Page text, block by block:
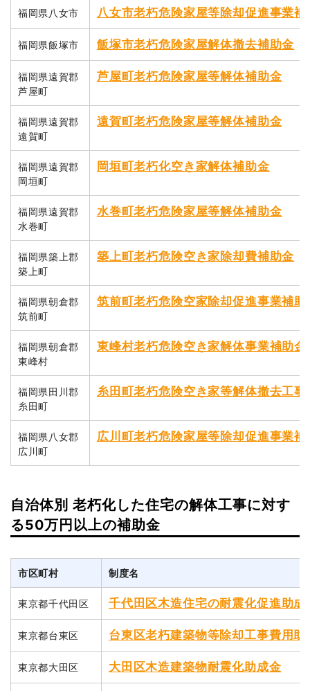
福岡県八女市 八女市老朽危険家屋等除却促進事業補
福岡県飯塚市 飯塚市老朽危険家屋解体撤去補助金
福岡県遠賀郡
芦屋町
芦屋町老朽危険家屋等解体補助金
福岡県遠賀郡
遠賀町
遠賀町老朽危険家屋等解体補助金
福岡県遠賀郡
岡垣町
岡垣町老朽化空き家解体補助金
福岡県遠賀郡
水巻町
水巻町老朽危険家屋等解体補助金
福岡県築上郡
築上町
築上町老朽危険空き家除却費補助金
福岡県朝倉郡
筑前町
筑前町老朽危険空家除却促進事業補助
福岡県朝倉郡
東峰村
東峰村老朽危険空き家解体事業補助金
福岡県田川郡
糸田町
糸田町老朽危険空き家等解体撤去工事
福岡県八女郡
広川町
広川町老朽危険家屋等除却促進事業補
自治体別 老朽化した住宅の解体工事に対す
る50万円以上の補助金
市区町村 制度名
東京都千代田区 千代田区木造住宅の耐震化促進助成
東京都台東区 台東区老朽建築物等除却工事費用助
東京都大田区 大田区木造建築物耐震化助成金